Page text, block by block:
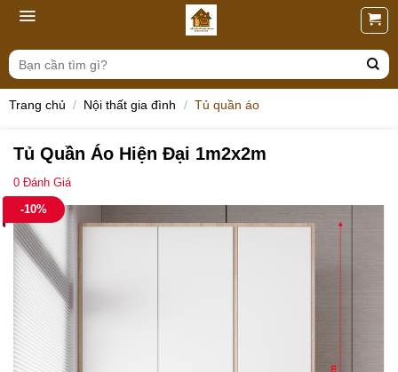
Skip
content
Tìm
kiếm:
Trang chủ / Nội thất gia đình / Tủ quần áo
Tủ Quần Áo Hiện Đại 1m2x2m
0 Đánh Giá
-10%